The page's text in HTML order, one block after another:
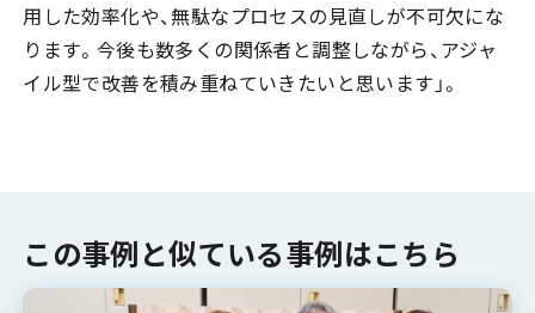
用した効率化や、無駄なプロセスの見直しが不可欠にな
ります。今後も数多くの関係者と調整しながら、アジャ
イル型で改善を積み重ねていきたいと思います」。
この事例と似ている事例はこちら